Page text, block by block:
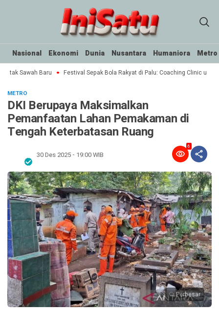
Nasional Ekonomi Dunia Nusantara Humaniora Metro
Sawah Baru Festival Sepak Bola Rakyat di Palu: Coaching Clinic untuk
METRO
DKI Berupaya Maksimalkan
Pemanfaatan Lahan Pemakaman di
Tengah Keterbatasan Ruang
30 Des 2025 - 19:00 WIB
6
Perbesar